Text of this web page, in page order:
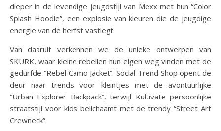
dieper in de levendige jeugdstijl van Mexx met hun “Color
Splash Hoodie”, een explosie van kleuren die de jeugdige
energie van de herfst vastlegt.
Van daaruit verkennen we de unieke ontwerpen van
SKURK, waar kleine rebellen hun eigen weg vinden met de
gedurfde “Rebel Camo Jacket”. Social Trend Shop opent de
deur naar trends voor kleintjes met de avontuurlijke
“Urban Explorer Backpack”, terwijl Kultivate persoonlijke
straatstijl voor kids belichaamt met de trendy “Street Art
Crewneck”.